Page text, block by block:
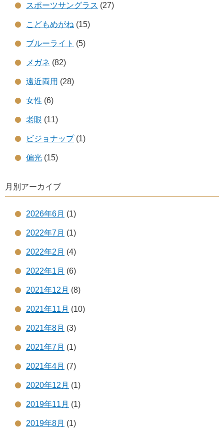
スポーツサングラス (27)
こどもめがね (15)
ブルーライト (5)
メガネ (82)
遠近両用 (28)
女性 (6)
老眼 (11)
ビジョナップ(1)
偏光 (15)
月別アーカイブ
2026年6月 (1)
2022年7月 (1)
2022年2月 (4)
2022年1月 (6)
2021年12月 (8)
2021年11月 (10)
2021年8月 (3)
2021年7月 (1)
2021年4月 (7)
2020年12月 (1)
2019年11月 (1)
2019年8月 (1)